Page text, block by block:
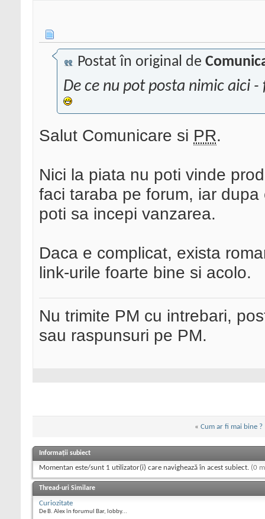
Postat în original de
De ce nu pot posta nimic aici
Salut Comunicare si PR.
Nici la piata nu poti vinde
faci taraba pe forum, iar
poti sa incepi vanzarea.
Daca e complicat, exista
link-urile foarte bine si acolo.
Nu trimite PM cu intrebari,
sau raspunsuri pe PM.
« Cum ar fi mai bine ?
Informații subiect
Momentan este/sunt 1 utilizator(i) care navighează în acest subiect. (0
Thread-uri Similare
Curiozitate
De B. Alex în forumul Bar, lobby...